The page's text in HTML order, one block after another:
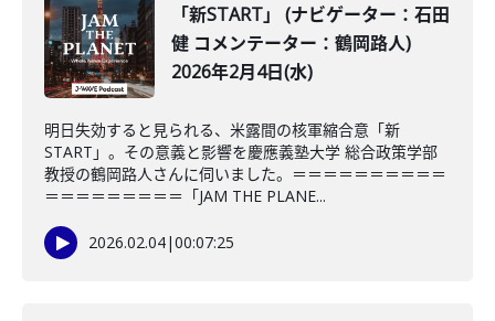
「新START」 (ナビゲーター：石田
健 コメンテーター：鶴岡路人)
2026年2月4日(水)
明日失効すると見られる、米露間の核軍縮合意「新
START」。その意義と影響を慶應義塾大学 総合政策学部
教授の鶴岡路人さんに伺いました。＝＝＝＝＝＝＝＝＝＝
＝＝＝＝＝＝＝＝＝「JAM THE PLANE...
2026.02.04|00:07:25